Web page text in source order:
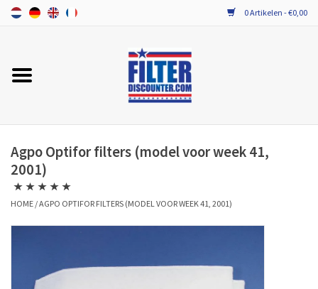
0 Artikelen - €0,00
Home
PROBIOTICA ONDERHOUD
Agpo Optifor filters (model voor week 41,
2001)
HOME /AGPO OPTIFOR FILTERS (MODEL VOOR WEEK 41, 2001)